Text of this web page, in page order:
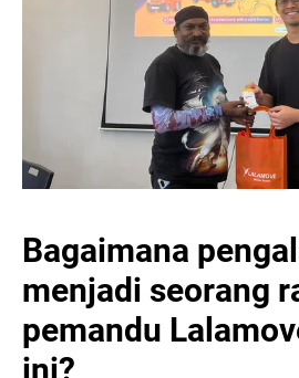
Bagaimana
menjadi seorang
pemandu
ini?